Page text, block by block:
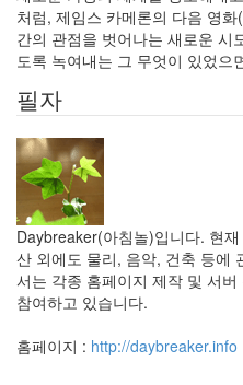
처럼, 제임스 카메론의 다음 영
간의 관점을 벗어나는 새로운 시
도록 녹여내는 그 무엇이 있었으
필자
Daybreaker(아침놀)입니다. 현
산 외에도 물리, 음악, 건축 등에
서는 각종 홈페이지 제작 및 서
참여하고 있습니다.
홈페이지 : http://daybreaker.info